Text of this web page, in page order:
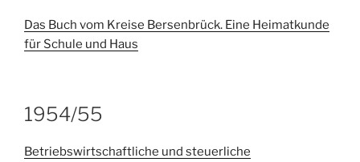
Das Buch vom Kreise Bersenbrück. Eine Heimatkunde
für Schule und Haus
1954/55
Betriebswirtschaftliche und steuerliche